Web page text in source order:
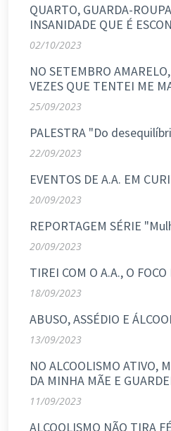
QUARTO, GUARDA-
INSANIDADE QUE É
02/10/2023
NO SETEMBRO
VEZES QUE TENTEI ME
25/09/2023
PALESTRA "Do
22/09/2023
EVENTOS DE A.A. EM
20/09/2023
REPORTAGEM SÉRIE
20/09/2023
TIREI COM O A.A., O FOCO
18/09/2023
ABUSO, ASSÉDIO E
13/09/2023
NO ALCOOLISMO ATIVO,
DA MINHA MÃE E
11/09/2023
ALCOOLISMO NÃO TIRA